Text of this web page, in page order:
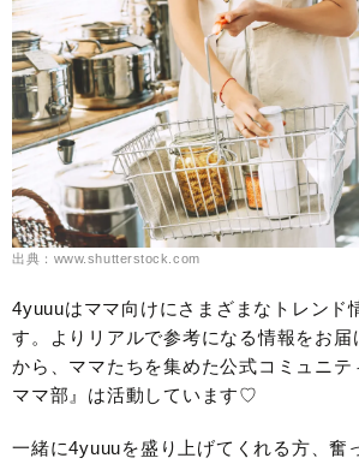
出典：www.shutterstock.com
4yuuuはママ向けにさまざまなトレンド
す。よりリアルで参考になる情報をお届
から、ママたちを集めた公式コミュニテ
ママ部』は活動しています♡
一緒に4yuuuを盛り上げてくれる方、奮